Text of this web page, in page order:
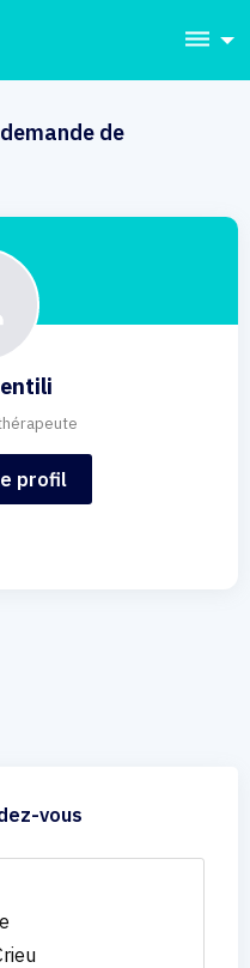
dehaze
de
profil
vous